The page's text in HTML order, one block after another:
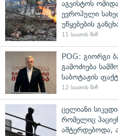
აგვისტოს
ევროპული
უწყებების
11 საათის წინ
POG: გიორგი
გამოძიება
საბოტაჟის
12 საათის წინ
ცელიანი
რომელიც
აშტერდებოდა,